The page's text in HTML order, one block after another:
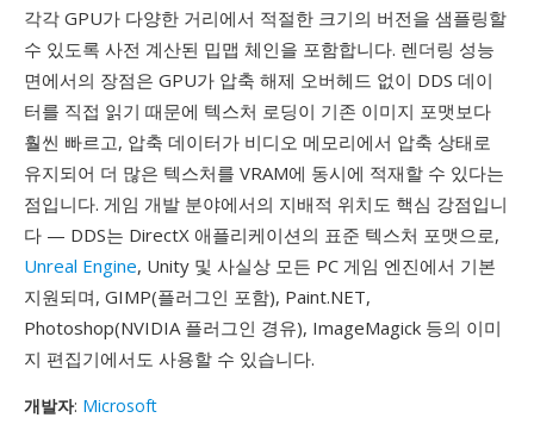
각각 GPU가 다양한 거리에서 적절한 크기의 버전을 샘플링할
수 있도록 사전 계산된 밉맵 체인을 포함합니다. 렌더링 성능
면에서의 장점은 GPU가 압축 해제 오버헤드 없이 DDS 데이
터를 직접 읽기 때문에 텍스처 로딩이 기존 이미지 포맷보다
훨씬 빠르고, 압축 데이터가 비디오 메모리에서 압축 상태로
유지되어 더 많은 텍스처를 VRAM에 동시에 적재할 수 있다는
점입니다. 게임 개발 분야에서의 지배적 위치도 핵심 강점입니
다 — DDS는 DirectX 애플리케이션의 표준 텍스처 포맷으로,
Unreal Engine, Unity 및 사실상 모든 PC 게임 엔진에서 기본
지원되며, GIMP(플러그인 포함), Paint.NET,
Photoshop(NVIDIA 플러그인 경유), ImageMagick 등의 이미
지 편집기에서도 사용할 수 있습니다.
개발자: Microsoft